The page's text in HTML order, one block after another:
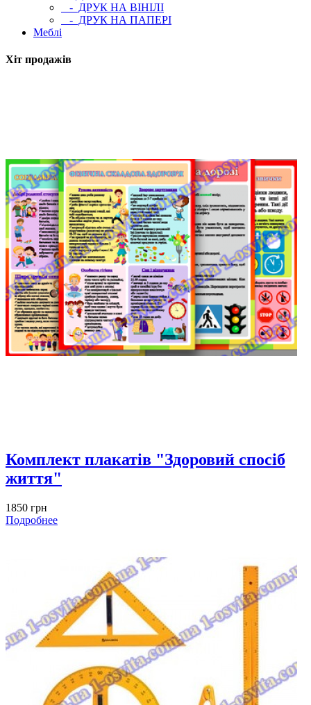
- ДРУК НА ВІНІЛІ
- ДРУК НА ПАПЕРІ
Меблі
Хіт продажів
Комплект плакатів "Здоровий спосіб
життя"
1850 грн
Подробнее